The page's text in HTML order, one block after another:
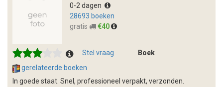
0-2 dagen
28693 boeken
gratis
€40
Stel vraag
Boek
gerelateerde boeken
In goede staat. Snel, professioneel verpakt, verzonden.